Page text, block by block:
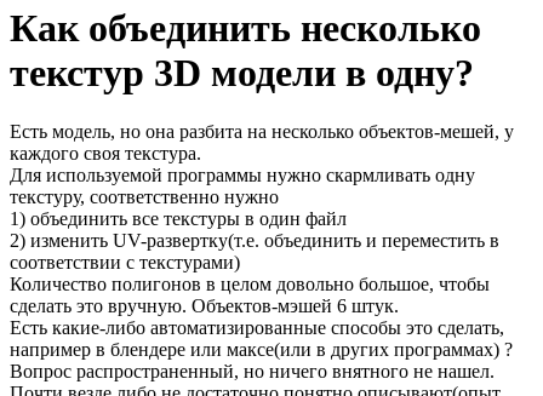
Как объединить несколько
текстур 3D модели в одну?
Есть модель, но она разбита на несколько объектов-мешей, у
каждого своя текстура.
Для используемой программы нужно скармливать одну
текстуру, соответственно нужно
1) объединить все текстуры в один файл
2) изменить UV-развертку(т.е. объединить и переместить в
соответствии с текстурами)
Количество полигонов в целом довольно большое, чтобы
сделать это вручную. Объектов-мэшей 6 штук.
Есть какие-либо автоматизированные способы это сделать,
например в блендере или максе(или в других программах) ?
Вопрос распространенный, но ничего внятного не нашел.